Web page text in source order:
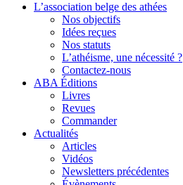
L’association belge des athées
Nos objectifs
Idées reçues
Nos statuts
L’athéisme, une nécessité ?
Contactez-nous
ABA Éditions
Livres
Revues
Commander
Actualités
Articles
Vidéos
Newsletters précédentes